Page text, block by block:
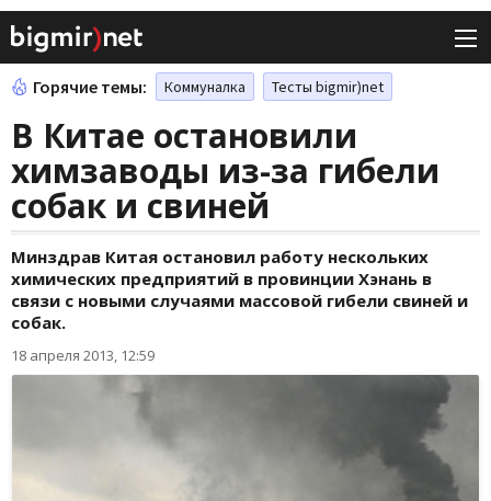
Горячие темы: Коммуналка Тесты bigmir)net
В Китае остановили
химзаводы из-за гибели
собак и свиней
Минздрав Китая остановил работу нескольких
химических предприятий в провинции Хэнань в
связи с новыми случаями массовой гибели свиней и
собак.
18 апреля 2013, 12:59